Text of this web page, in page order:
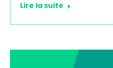
Lire la suite